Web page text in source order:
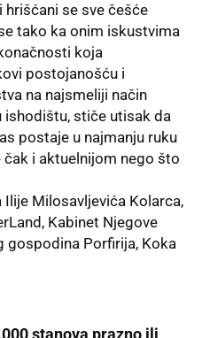
hrišćani se sve češće
tako ka onim iskustvima
koja
postojanošću i
na najsmeliji način
ishodištu, stiče utisak da
postaje u najmanju ruku
i aktuelnijom nego što
Milosavljevića Kolarca,
Kabinet Njegove
Porfirija, Koka